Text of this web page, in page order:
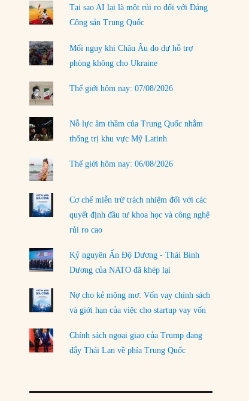
Đặt cược vào thất bại: Các quỹ đầu tư mạo
hiểm quốc gia và khía cạnh chính trị của vốn
02/08/2026
Làm thế nào để kết thúc Chiến tranh Iran?
01/08/2026
Chiến lược kế tiếp của Bắc Kinh ở Biển Đông
31/07/2026
LOAD MORE
Tại sao AI lại là một rủi ro đối với Đảng
Cộng sản Trung Quốc
Mối nguy khi Châu Âu do dự hỗ trợ
phòng không cho Ukraine
Thế giới hôm nay: 07/08/2026
Nỗ lực âm thầm của Trung Quốc nhằm
thống trị khu vực Mỹ Latinh
Thế giới hôm nay: 06/08/2026
Cơ chế miễn trừ trách nhiệm đối với các
quyết định đầu tư khoa học và công nghệ
rủi ro cao
Kỷ nguyên Ấn Độ Dương - Thái Bình
Dương của NATO đã khép lại
Nợ cho kẻ mộng mơ: Vốn vay chính sách
và giới hạn của việc cho startup vay vốn
Chính sách ngoại giao của Trump đang
đẩy Thái Lan về phía Trung Quốc